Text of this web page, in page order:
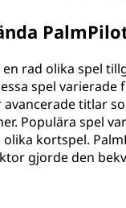
en rad olika spel
spel varierade
avancerade titlar
Populära spel
kortspel.
gjorde den